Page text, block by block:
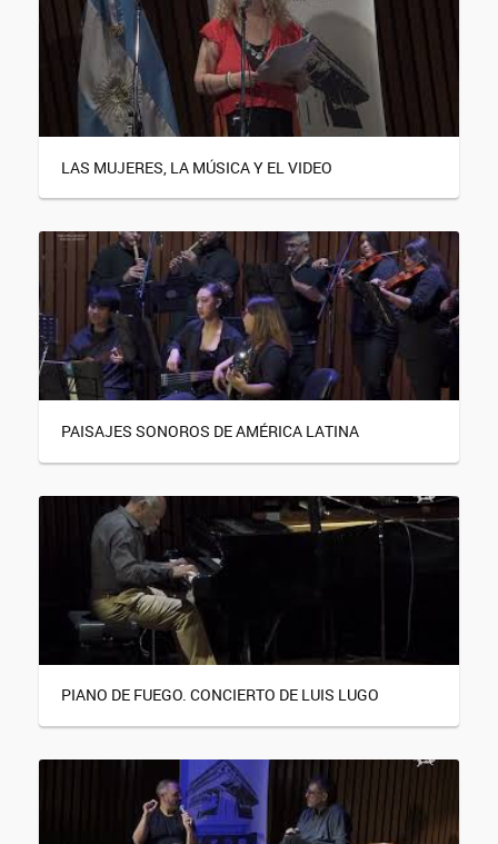
LAS MUJERES, LA MÚSICA Y EL VIDEO
PAISAJES SONOROS DE AMÉRICA LATINA
PIANO DE FUEGO. CONCIERTO DE LUIS LUGO